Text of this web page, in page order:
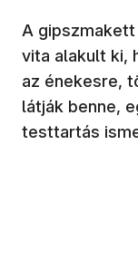
A
vita alakult ki,
az énekesre,
látják benne,
testtartás